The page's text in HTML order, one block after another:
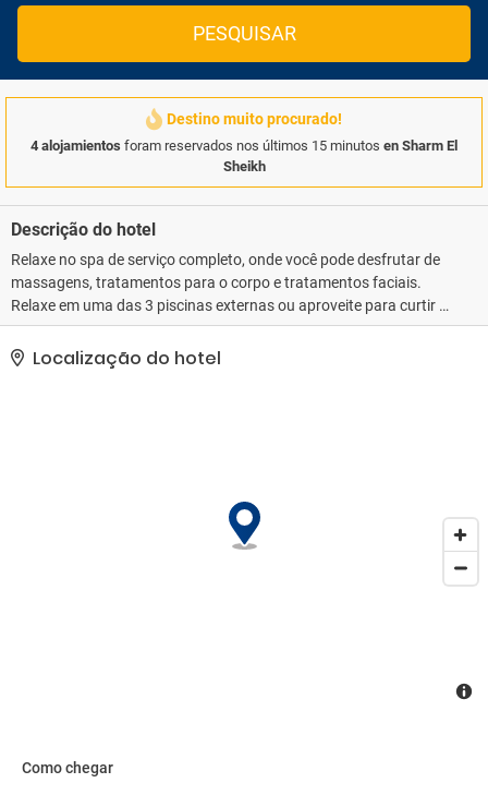
PESQUISAR
Destino muito procurado!
4 alojamientos foram reservados nos últimos 15 minutos en Sharm El
Sheikh
Descrição do hotel
Relaxe no spa de serviço completo, onde você pode desfrutar de
massagens, tratamentos para o corpo e tratamentos faciais.
Relaxe em uma das 3 piscinas externas ou aproveite para curtir a
praia particular. Este hotel oferece comodidades como serviços de
concierge, cabeleireiro e lojas no local.. As comodidades presentes
incluem um computador, serviço de lavanderia e lavagem a seco e
Localização do hotel
Como chegar